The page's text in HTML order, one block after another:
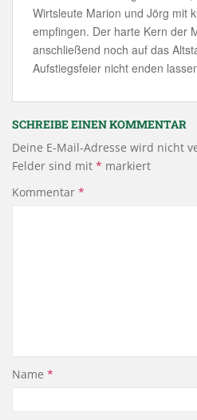
Wirtsleute Marion und Jörg mit
empfingen. Der harte Kern der
anschließend noch auf das
Aufstiegsfeier nicht enden
SCHREIBE EINEN KOMMENTAR
Deine E-Mail-Adresse wird nicht
Felder sind mit * markiert
Kommentar *
Name *